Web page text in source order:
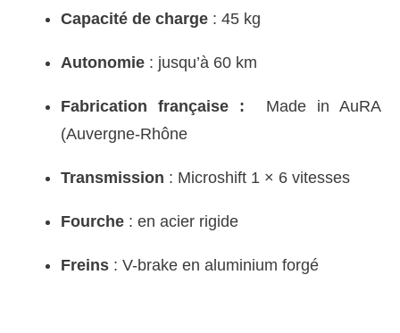
Capacité de charge : 45 kg
Autonomie : jusqu’à 60 km
Fabrication française : Made in AuRA
(Auvergne-Rhône
Transmission : Microshift 1 × 6 vitesses
Fourche : en acier rigide
Freins : V-brake en aluminium forgé